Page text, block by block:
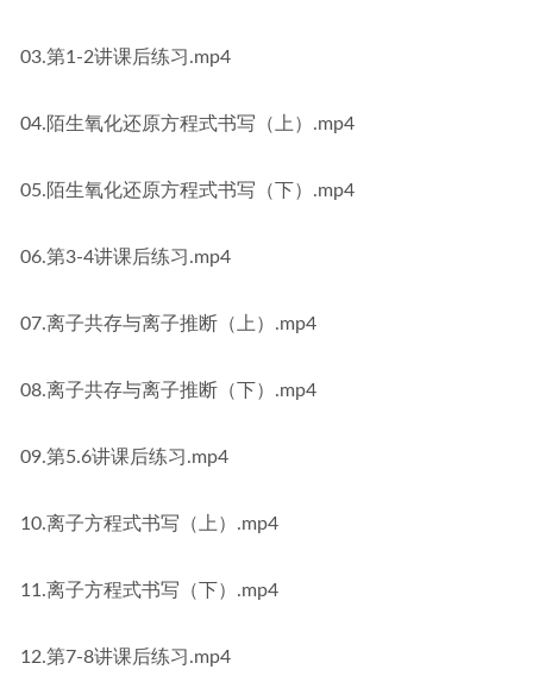
03.第1-2讲课后练习.mp4
04.陌生氧化还原方程式书写（上）.mp4
05.陌生氧化还原方程式书写（下）.mp4
06.第3-4讲课后练习.mp4
07.离子共存与离子推断（上）.mp4
08.离子共存与离子推断（下）.mp4
09.第5.6讲课后练习.mp4
10.离子方程式书写（上）.mp4
11.离子方程式书写（下）.mp4
12.第7-8讲课后练习.mp4